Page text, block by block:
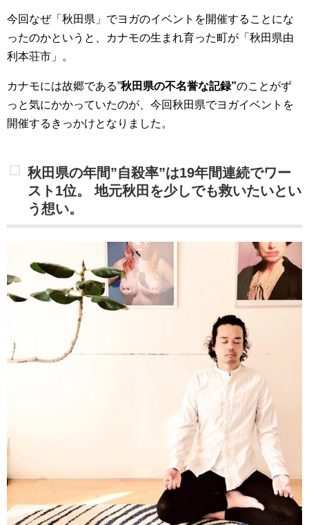
インド リシケシ編～』をお楽しみください。アウトドアライフ～ヨギーニ カナ
モ～デリーから北へ280キロ。車で約6～7時間。インドの北に位置するリシケシ
はガンジス河の源流があるヒマラヤの麓。透明度の高いエメラルドグリーンの...
今回なぜ「秋田県」でヨガのイベントを開催することにな
ったのかというと、カナモの生まれ育った町が「秋田県由
利本荘市」。
カナモには故郷である”秋田県の不名誉な記録”のことがず
っと気にかかっていたのが、今回秋田県でヨガイベントを
開催するきっかけとなりました。
秋田県の年間”自殺率”は19年間連続でワー
スト1位。地元秋田を少しでも救いたいとい
う想い。